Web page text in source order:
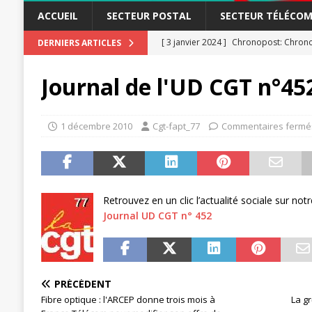
ACCUEIL SECTEUR POSTAL SECTEUR
DERNIERS ARTICLES [ 3 janvier 2024 ] Chronopost:
[ 20 novembre 2023 ]
ACTUALITÉ
[ 3 avril 2026 ] Mutuelle : encore des
[ 19 septembre 2025 ] La Poste -
[ 16 septembre 2025 ]
La Poste –
[ 11 septembre 2025 ]
Chronopost
Journal de l'UD CGT
1 décembre 2010 Cgt-fapt_77 Commentaires
Retrouvez en un clic l’actualité sociale sur
Journal UD CGT n° 452
PRÉCÉDENT
Fibre optique : l'ARCEP donne trois mois à
La